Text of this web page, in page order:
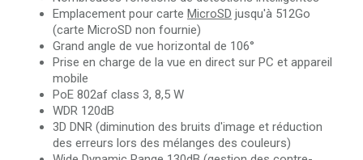
Emplacement pour carte MicroSD jusqu'à 512Go
(carte MicroSD non fournie)
Grand angle de vue horizontal de 106°
Prise en charge de la vue en direct sur PC et appareil
mobile
PoE 802af class 3, 8,5 W
WDR 120dB
3D DNR (diminution des bruits d'image et réduction
des erreurs lors des mélanges des couleurs)